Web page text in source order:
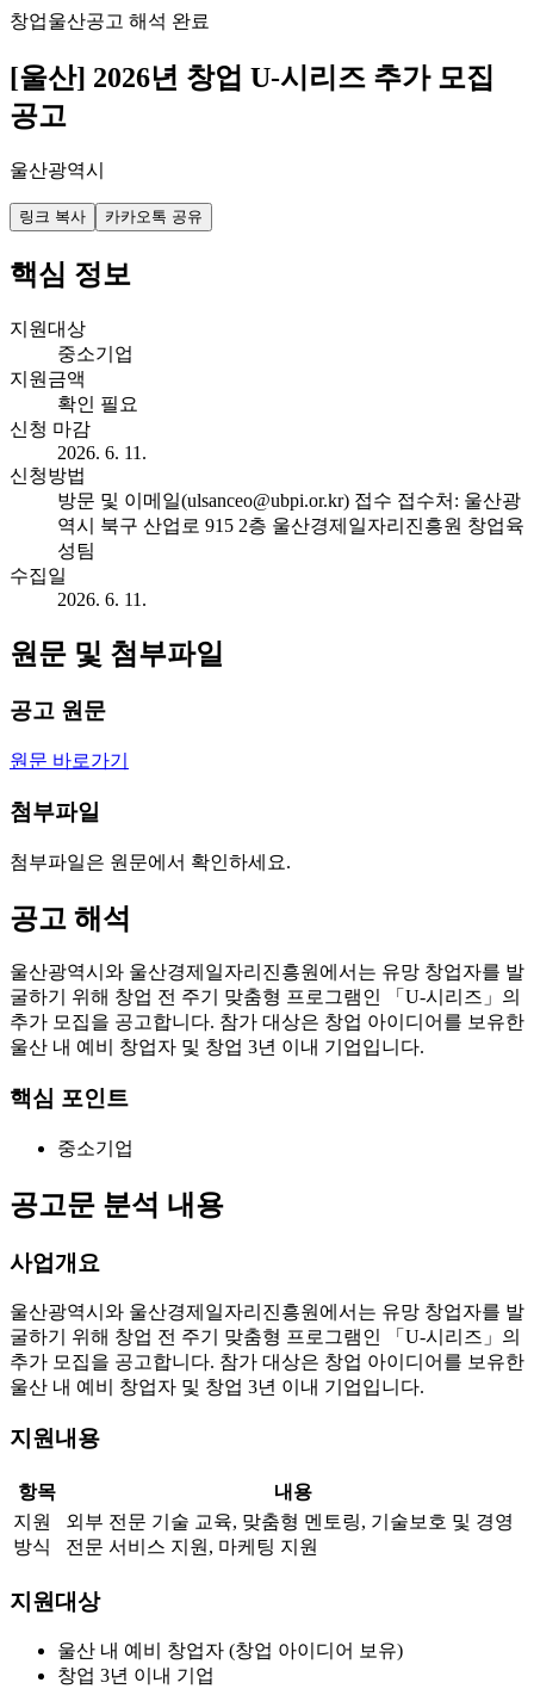
창업울산공고 해석 완료
[울산] 2026년 창업 U-시리즈 추가 모집
공고
울산광역시
링크 복사 카카오톡 공유
핵심 정보
지원대상
중소기업
지원금액
확인 필요
신청 마감
2026. 6. 11.
신청방법
방문 및 이메일(ulsanceo@ubpi.or.kr) 접수 접수처: 울산광
역시 북구 산업로 915 2층 울산경제일자리진흥원 창업육
성팀
수집일
2026. 6. 11.
원문 및 첨부파일
공고 원문
원문 바로가기
첨부파일
첨부파일은 원문에서 확인하세요.
공고 해석
울산광역시와 울산경제일자리진흥원에서는 유망 창업자를 발
굴하기 위해 창업 전 주기 맞춤형 프로그램인 「U-시리즈」의
추가 모집을 공고합니다. 참가 대상은 창업 아이디어를 보유한
울산 내 예비 창업자 및 창업 3년 이내 기업입니다.
핵심 포인트
중소기업
공고문 분석 내용
사업개요
울산광역시와 울산경제일자리진흥원에서는 유망 창업자를 발
굴하기 위해 창업 전 주기 맞춤형 프로그램인 「U-시리즈」의
추가 모집을 공고합니다. 참가 대상은 창업 아이디어를 보유한
울산 내 예비 창업자 및 창업 3년 이내 기업입니다.
지원내용
항목
내용
지원
방식
외부 전문 기술 교육, 맞춤형 멘토링, 기술보호 및 경영
전문 서비스 지원, 마케팅 지원
지원대상
울산 내 예비 창업자 (창업 아이디어 보유)
창업 3년 이내 기업